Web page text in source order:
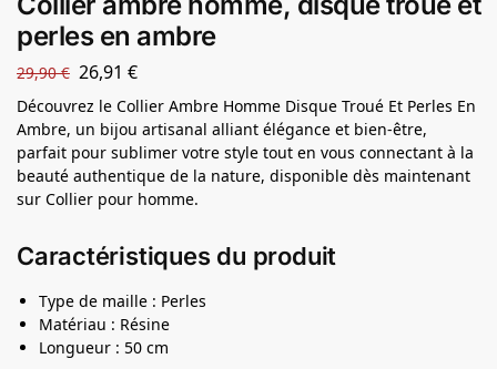
perles en ambre
29,90€ 26,91 €
Découvrez le Collier Ambre Homme Disque Troué Et Perles En
Ambre, un bijou artisanal alliant élégance et bien-être,
parfait pour sublimer votre style tout en vous connectant à la
beauté authentique de la nature, disponible dès maintenant
sur Collier pour homme.
Caractéristiques du produit
Type de maille : Perles
Matériau : Résine
Longueur : 50 cm